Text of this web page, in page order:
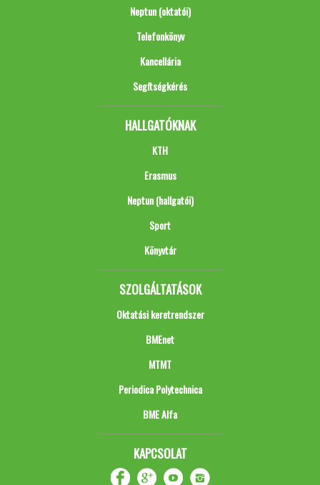
Neptun (oktatói)
Telefonkönyv
Kancellária
Segítségkérés
HALLGATÓKNAK
KTH
Erasmus
Neptun (hallgatói)
Sport
Könyvtár
SZOLGÁLTATÁSOK
Oktatási keretrendszer
BMEnet
MTMT
Periodica Polytechnica
BME Alfa
KAPCSOLAT